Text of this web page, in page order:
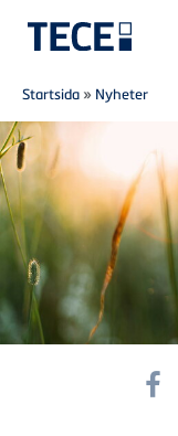
Skip to main content
Breadcrumb
Startsida » Nyheter